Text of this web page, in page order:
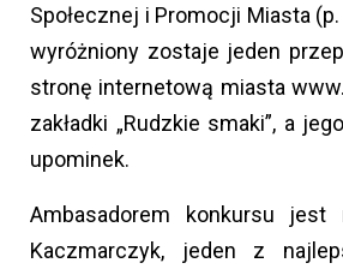
Społecznej i Promocji Miasta
wyróżniony zostaje jeden
stronę internetową miasta
zakładki „Rudzkie smaki”, a
upominek.
Ambasadorem konkursu jest
Kaczmarczyk, jeden z